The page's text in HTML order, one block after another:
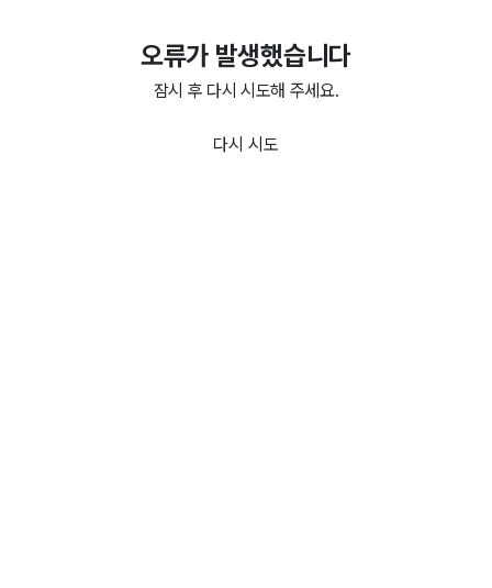
오류가 발생했습니다
잠시 후 다시 시도해 주세요.
다시 시도